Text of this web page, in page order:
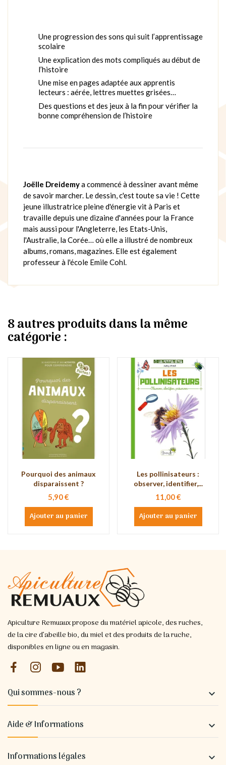
Une progression des sons qui suit l’apprentissage
scolaire
Une explication des mots compliqués au début de
l’histoire
Une mise en pages adaptée aux apprentis
lecteurs : aérée, lettres muettes grisées…
Des questions et des jeux à la fin pour vérifier la
bonne compréhension de l’histoire
Joëlle Dreidemya commencé à dessiner avant même
de savoir marcher. Le dessin, c'est toute sa vie ! Cette
jeune illustratrice pleine d'énergie vit à Paris et
travaille depuis une dizaine d'années pour la France
mais aussi pour l'Angleterre, les Etats-Unis,
l'Australie, la Corée… où elle a illustré de nombreux
albums, romans, magazines. Elle est également
professeur à l'école Emile Cohl.
8 autres produits dans la même
catégorie :
Pourquoi des animaux
disparaissent ?
5,90 €
Ajouter au panier
Les pollinisateurs :
observer, identifier,...
11,00 €
Ajouter au panier
Apiculture Remuaux propose du matériel apicole, des ruches,
de la cire d’abeille bio, du miel et des produits de la ruche,
disponibles en ligne ou en magasin.
Qui sommes-nous ? 
Aide & Informations 
Informations légales 